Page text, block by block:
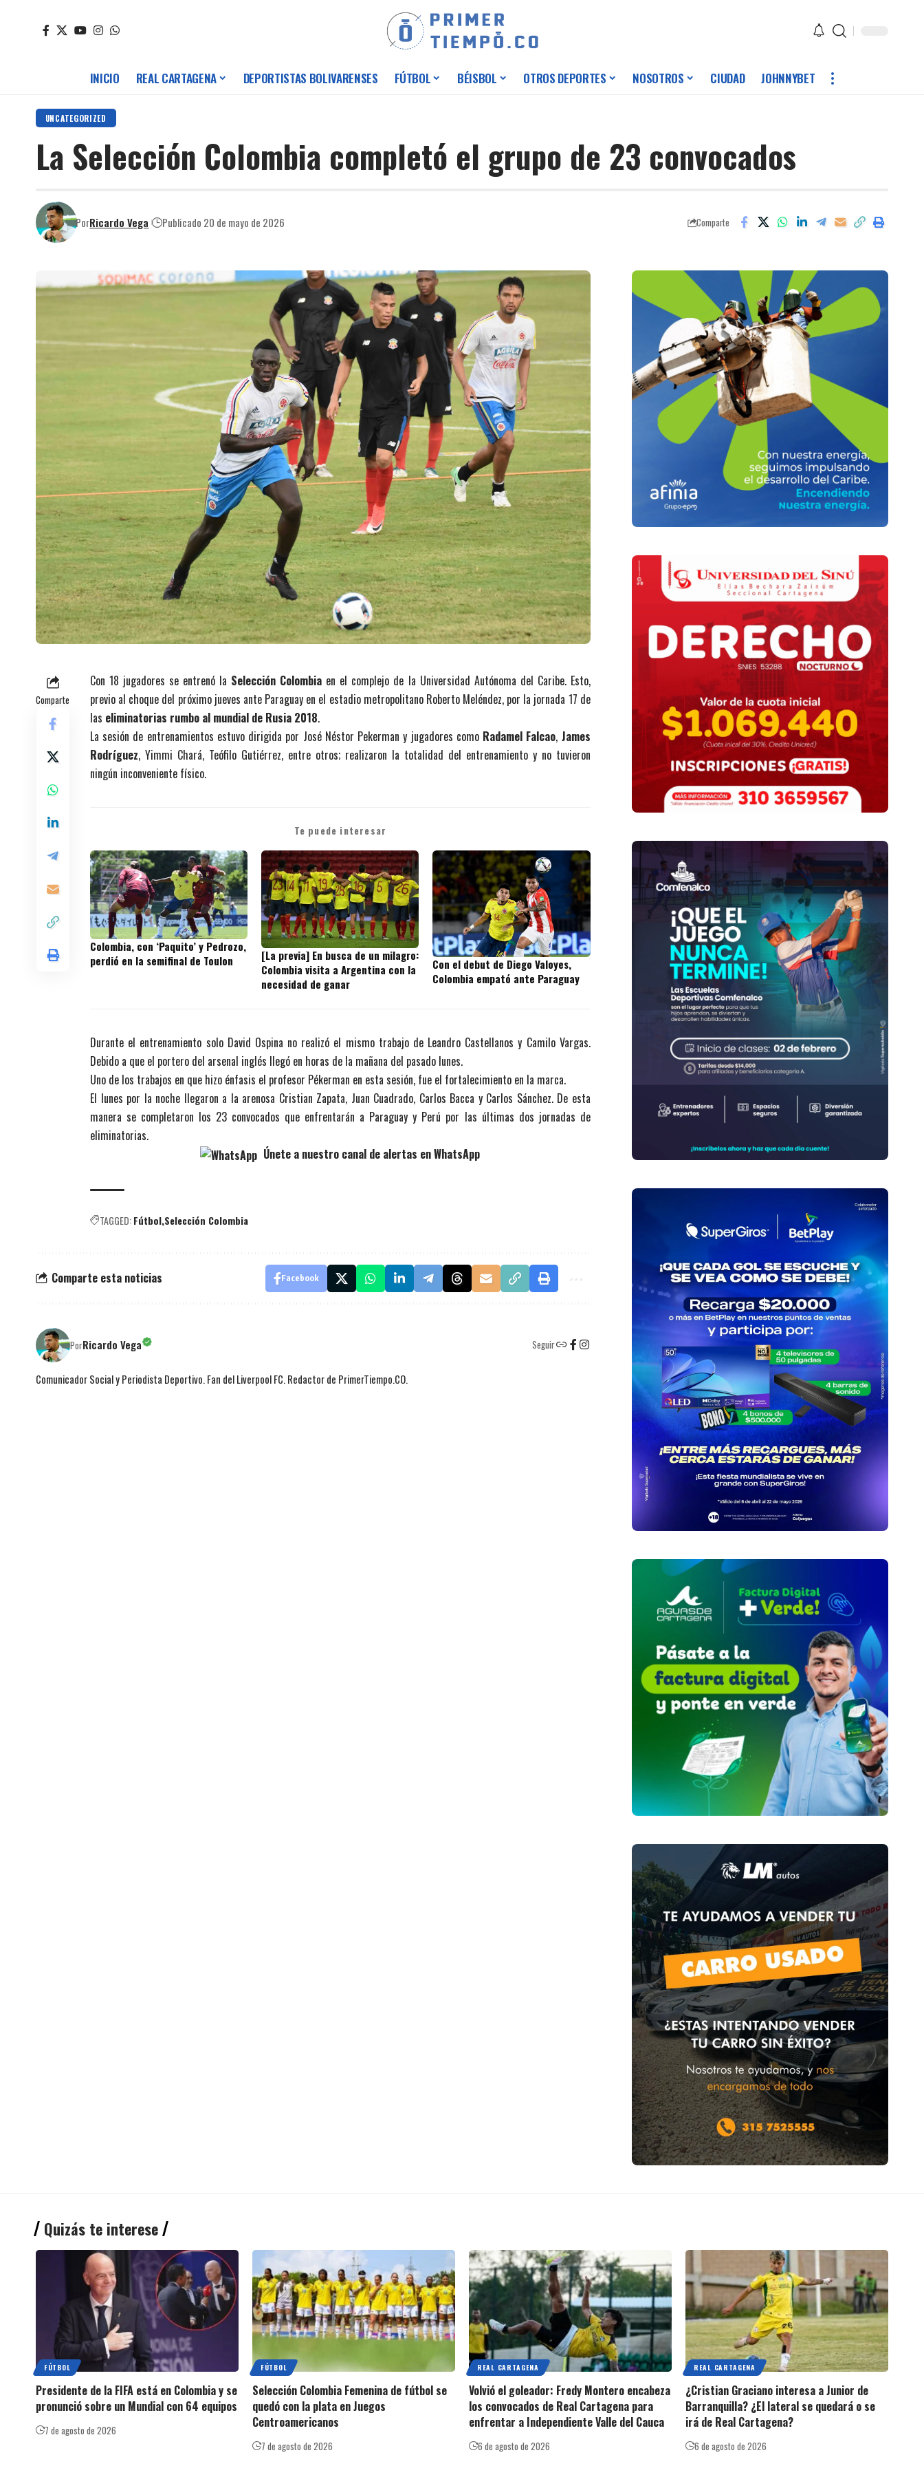
INICIO REAL CARTAGENA DEPORTISTAS BOLIVARENSES FÚTBOL BÉISBOL OTROS DEPORTES NOSOTROS CIUDAD JOHNNYBET
UNCATEGORIZED
La Selección Colombia completó el grupo de 23 convocados
PorRicardo Vega Publicado 20 de mayo de 2026 Comparte
Comparte
Con 18 jugadores se entrenó la Selección Colombia en el complejo de la Universidad Autónoma del Caribe. Esto,
previo al choque del próximo jueves ante Paraguay en el estadio metropolitano Roberto Meléndez, por la jornada 17 de
las eliminatorias rumbo al mundial de Rusia 2018.
La sesión de entrenamientos estuvo dirigida por José Néstor Pekerman y jugadores como Radamel Falcao, James
Rodríguez, Yimmi Chará, Teófilo Gutiérrez, entre otros; realizaron la totalidad del entrenamiento y no tuvieron
ningún inconveniente físico.
Te puede interesar
Colombia, con ‘Paquito’ y Pedrozo,
perdió en la semifinal de Toulon
[La previa] En busca de un milagro:
Colombia visita a Argentina con la
necesidad de ganar
Con el debut de Diego Valoyes,
Colombia empató ante Paraguay
Durante el entrenamiento solo David Ospina no realizó el mismo trabajo de Leandro Castellanos y Camilo Vargas.
Debido a que el portero del arsenal inglés llegó en horas de la mañana del pasado lunes.
Uno de los trabajos en que hizo énfasis el profesor Pékerman en esta sesión, fue el fortalecimiento en la marca.
El lunes por la noche llegaron a la arenosa Cristian Zapata, Juan Cuadrado, Carlos Bacca y Carlos Sánchez. De esta
manera se completaron los 23 convocados que enfrentarán a Paraguay y Perú por las últimas dos jornadas de
eliminatorias.
Únete a nuestro canal de alertas en WhatsApp
TAGGED:Fútbol Selección Colombia
Comparte esta noticias Facebook
PorRicardo Vega Seguir
Comunicador Social y Periodista Deportivo. Fan del Liverpool FC. Redactor de PrimerTiempo.CO.
Quizás te interese
FÚTBOL
Presidente de la FIFA está en Colombia y se
pronunció sobre un Mundial con 64 equipos
7 de agosto de 2026
FÚTBOL
Selección Colombia Femenina de fútbol se
quedó con la plata en Juegos
Centroamericanos
7 de agosto de 2026
REAL CARTAGENA
Volvió el goleador: Fredy Montero encabeza
los convocados de Real Cartagena para
enfrentar a Independiente Valle del Cauca
6 de agosto de 2026
REAL CARTAGENA
¿Cristian Graciano interesa a Junior de
Barranquilla? ¿El lateral se quedará o se
irá de Real Cartagena?
6 de agosto de 2026